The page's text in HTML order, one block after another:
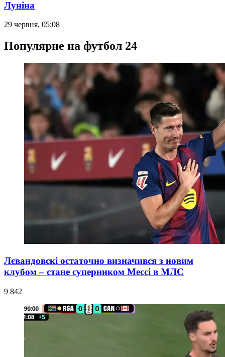
Луніна
29 червня, 05:08
Популярне на футбол 24
Лєвандовскі остаточно визначився з новим
клубом – стане суперником Мессі в МЛС
9 842